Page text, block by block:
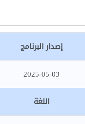
إصدار البرنامج
2025-05-03
اللغة